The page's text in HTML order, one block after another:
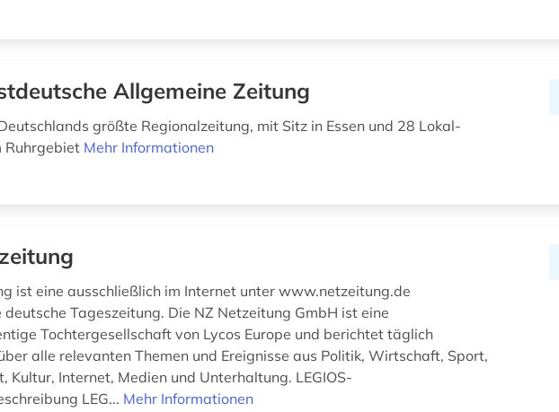
Allgemeine Zeitung
größte Regionalzeitung, mit Sitz in Essen und 28 Lokal-
Ruhrgebiet Mehr Informationen
ist eine ausschließlich im Internet unter www.netzeitung.de
deutsche Tageszeitung. Die NZ Netzeitung GmbH ist eine
Tochtergesellschaft von Lycos Europe und berichtet täglich
alle relevanten Themen und Ereignisse aus Politik, Wirtschaft, Sport,
Kultur, Internet, Medien und Unterhaltung. LEGIOS-
LEG... Mehr Informationen